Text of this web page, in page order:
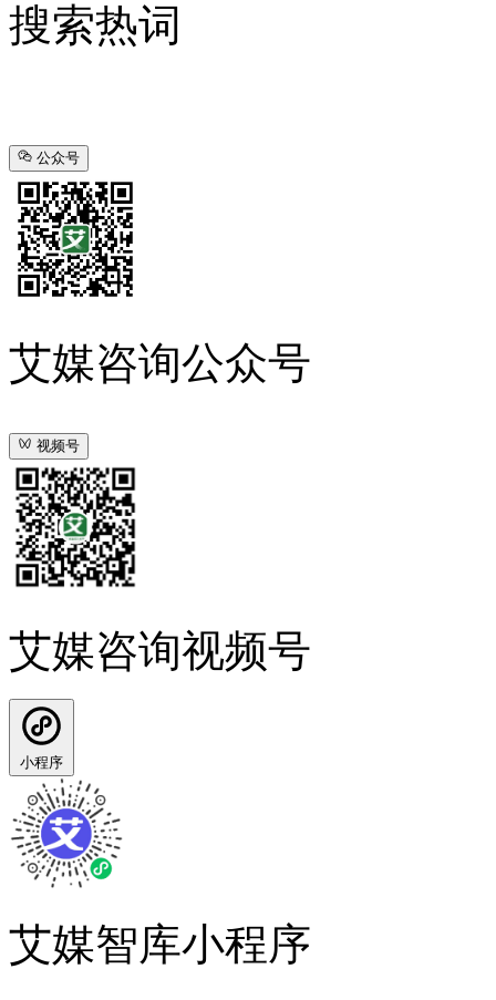
搜索热词
公众号
艾媒咨询公众号
视频号
艾媒咨询视频号
小程序
艾媒智库小程序